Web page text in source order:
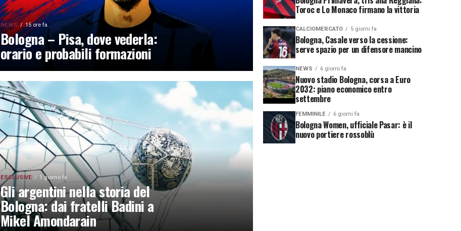
NEWS 15 ore fa
Bologna – Pisa, dove vederla:
orario e probabili formazioni
ESCLUSIVE 1 giorno fa
Gli argentini nella storia del
Bologna: dai fratelli Badini a
Mikel Amondarain
Toroc e Lo Monaco firmano la vittoria
CALCIOMERCATO 5 giorni fa
Bologna, Casale verso la cessione:
serve spazio per un difensore mancino
NEWS 6 giorni fa
Nuovo stadio Bologna, corsa a Euro
2032: piano economico entro
settembre
FEMMINILE 6 giorni fa
Bologna Women, ufficiale Pasar: è il
nuovo portiere rossoblù